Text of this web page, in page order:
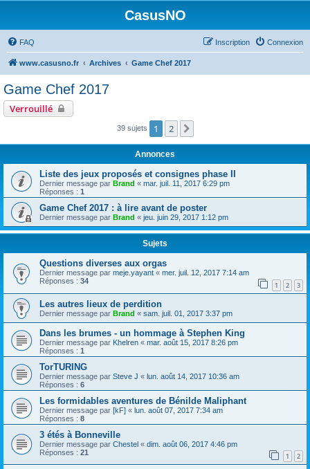
CasusNO
FAQ Connexion
Inscription
www.casusno.fr Archives Game Chef 2017
Game Chef 2017
Verrouillé
39 sujets 1 2
Annonces
Liste des jeux proposés et consignes phase II
Dernier message par Brand « mar. juil. 11, 2017 6:29 pm
Réponses : 1
Game Chef 2017 : à lire avant de poster
Dernier message par Brand « jeu. juin 29, 2017 1:12 pm
Sujets
Questions diverses aux orgas
Dernier message par meje.yayant « mer. juil. 12, 2017 7:14 am
Réponses : 34 1 2 3
Les autres lieux de perdition
Dernier message par Brand « sam. juil. 01, 2017 3:37 pm
Dans les brumes - un hommage à Stephen King
Dernier message par Khelren « mar. août 15, 2017 8:26 pm
Réponses : 1
TorTURING
Dernier message par Steve J « lun. août 14, 2017 10:36 am
Réponses : 6
Les formidables aventures de Bénilde Maliphant
Dernier message par [kF] « lun. août 07, 2017 7:34 am
Réponses : 8
3 étés à Bonneville
Dernier message par Chestel « dim. août 06, 2017 4:46 pm
Réponses : 21 1 2